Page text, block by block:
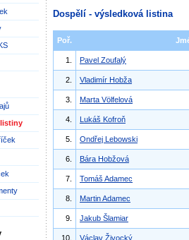
Dospělí - výsledková listina
Poř.
1. Pavel Zoufalý
2. Vladimír Hobža
3. Marta Völfelová
4. Lukáš Kofroň
5. Ondřej Lebowski
6. Bára Hobžová
7. Tomáš Adamec
8. Martin Adamec
9. Jakub Šlamiar
10. Václav Živocký